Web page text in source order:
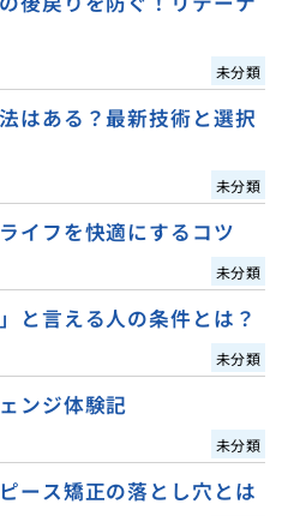
未分類
はある？最新技術と選択
未分類
イフを快適にするコツ
未分類
と言える人の条件とは？
未分類
ンジ体験記
未分類
ース矯正の落とし穴とは